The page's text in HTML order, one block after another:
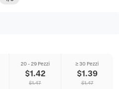
20 - 29 Pezzi
$1.42
$1.47
≥ 30 Pezzi
$1.39
$1.47